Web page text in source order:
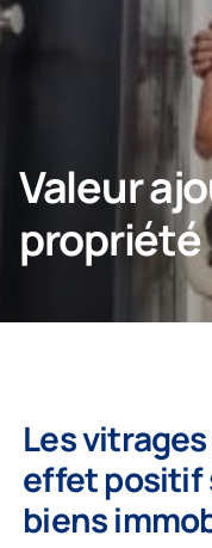
Particulier
Valeur
propriété
Les
effet positif
biens